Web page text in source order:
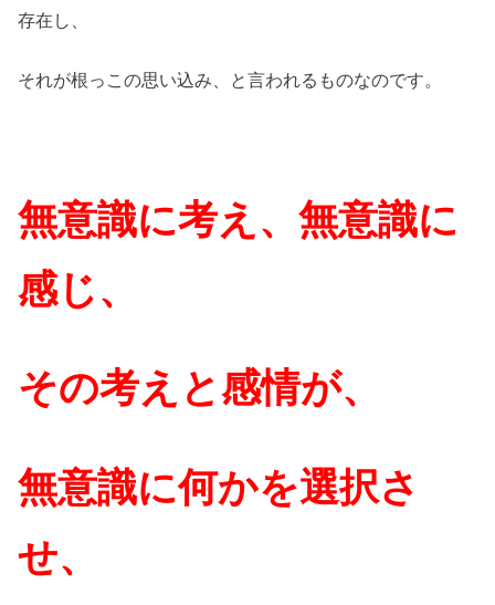
存在し、
それが根っこの思い込み、と言われるものなのです。
無意識に考え、無意識に
感じ、
その考えと感情が、
無意識に何かを選択さ
せ、